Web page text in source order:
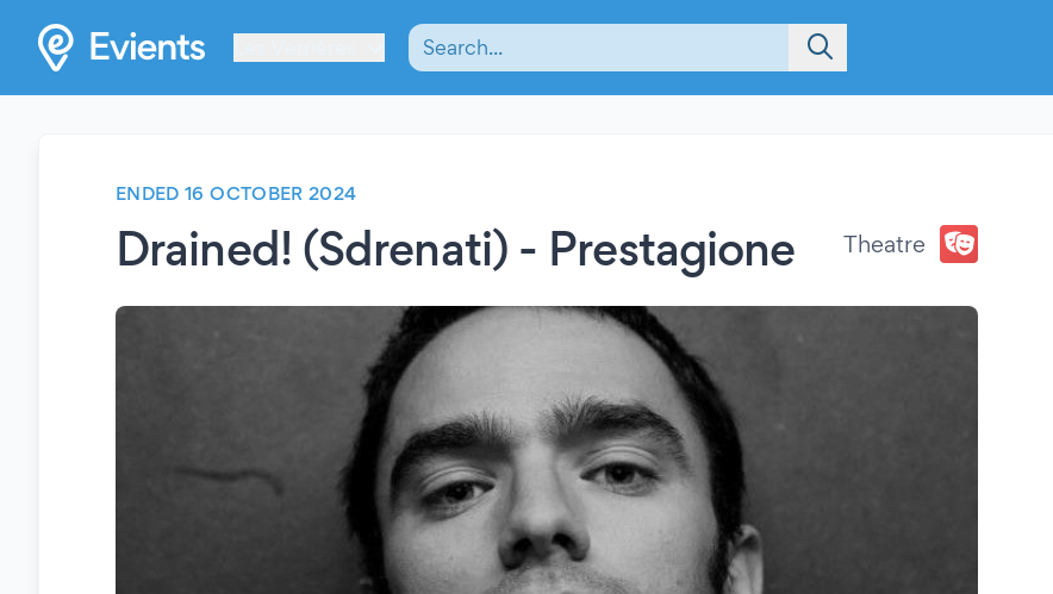
ENDED 16 OCTOBER 2024
Drained! (Sdrenati) - Prestagione Theatre